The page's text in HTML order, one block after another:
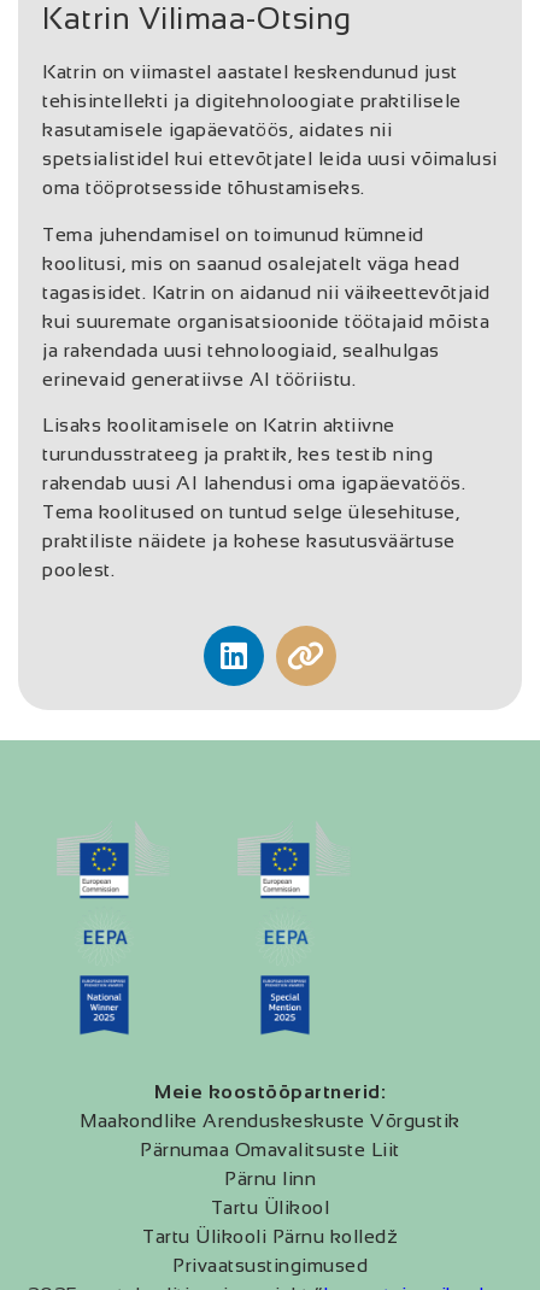
Katrin Vilimaa-Otsing
Katrin on viimastel aastatel keskendunud just
tehisintellekti ja digitehnoloogiate praktilisele
kasutamisele igapäevatöös, aidates nii
spetsialistidel kui ettevõtjatel leida uusi võimalusi
oma tööprotsesside tõhustamiseks.
Tema juhendamisel on toimunud kümneid
koolitusi, mis on saanud osalejatelt väga head
tagasisidet. Katrin on aidanud nii väikeettevõtjaid
kui suuremate organisatsioonide töötajaid mõista
ja rakendada uusi tehnoloogiaid, sealhulgas
erinevaid generatiivse AI tööriistu.
Lisaks koolitamisele on Katrin aktiivne
turundusstrateeg ja praktik, kes testib ning
rakendab uusi AI lahendusi oma igapäevatöös.
Tema koolitused on tuntud selge ülesehituse,
praktiliste näidete ja kohese kasutusväärtuse
poolest.
Meie koostööpartnerid:
Maakondlike Arenduskeskuste Võrgustik
Pärnumaa Omavalitsuste Liit
Pärnu linn
Tartu Ülikool
Tartu Ülikooli Pärnu kolledž
Privaatsustingimused